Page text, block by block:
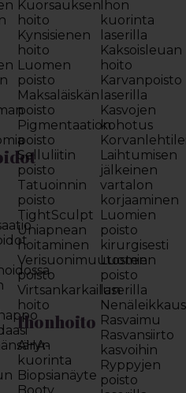
Kuorsauksen
hoito
Kynsisienen
hoito
Luomen
poisto
Maksaläiskän
poisto
Pigmentaation
poisto
Selluliitin
poisto
Tatuoinnin
poisto
TightSculpt
Uniapnean
hoitaminen
Verisuonimuutosten
poisto
Virtsankarkailun
hoito
Ihonhoito
AHA-
kuorinta
Biopsianäyte
Ihon
kuorinta
laserilla
Kaksoisleuan
hoito
Karvanpoisto
laserilla
Kasvojen
kohotus
Laihtumisen
jälkeinen
vartalon
korjaaminen
Luomien
poisto
kirurgisesti
Luomien
poisto
laserilla
Nenäleikkaus
Rasvaimu
Rasvansiirto
kasvoihin
Ryppyjen
poisto